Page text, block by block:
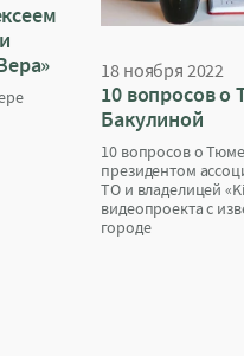
18 ноября 2022
10 вопросов
Бакулиной
10 вопросов о
президентом
ТО и владелицей
видеопроекта с
городе